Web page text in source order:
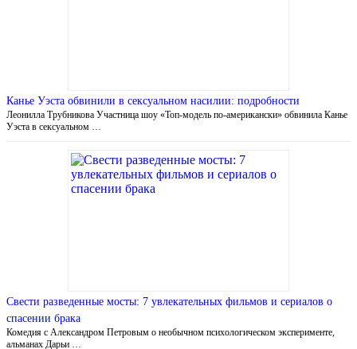
Канье Уэста обвинили в сексуальном насилии: подробности
Леонилла Трубникова Участница шоу «Топ-модель по-американски» обвинила Канье
Уэста в сексуальном …
Свести разведенные мосты: 7 увлекательных фильмов и сериалов о
спасении брака
Комедия с Александром Петровым о необычном психологическом эксперименте,
альманах Дарьи …